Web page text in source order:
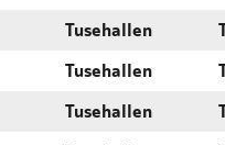
Tusehallen
Tusehallen
Tusehallen